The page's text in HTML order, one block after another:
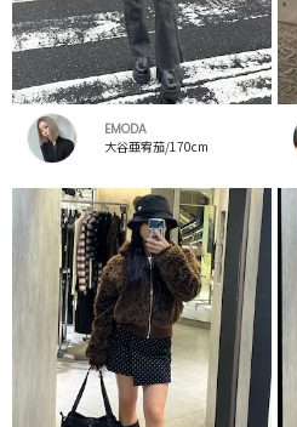
EMODA
大谷亜宥茄/170cm